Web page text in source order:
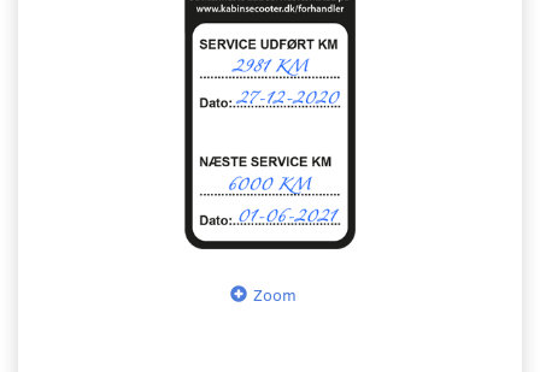
Zoom